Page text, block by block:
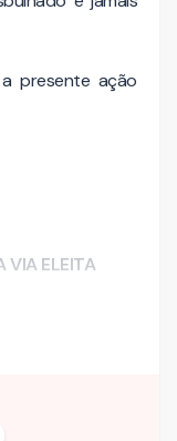
presente ação
VIA ELEITA